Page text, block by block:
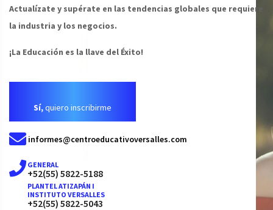
Actualízate y supérate en las tendencias globales que requiere
la industria y los negocios.
¡La Educación es la llave del Éxito!
Sí,quiero inscribirme
informes@centroeducativoversalles.com
GENERAL
+52(55) 5822-5188
PLANTEL ATIZAPÁN I
INSTITUTO VERSALLES
+52(55) 5822-5043